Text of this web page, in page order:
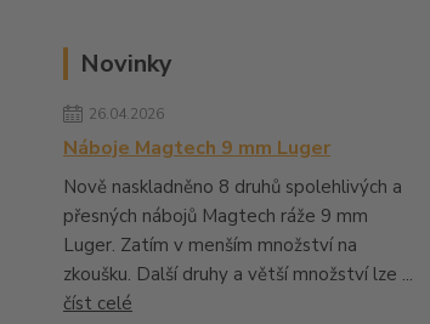
Novinky
26.04.2026
Náboje Magtech 9 mm Luger
Nově naskladněno 8 druhů spolehlivých a
přesných nábojů Magtech ráže 9 mm
Luger. Zatím v menším množství na
zkoušku. Další druhy a větší množství lze ...
číst celé